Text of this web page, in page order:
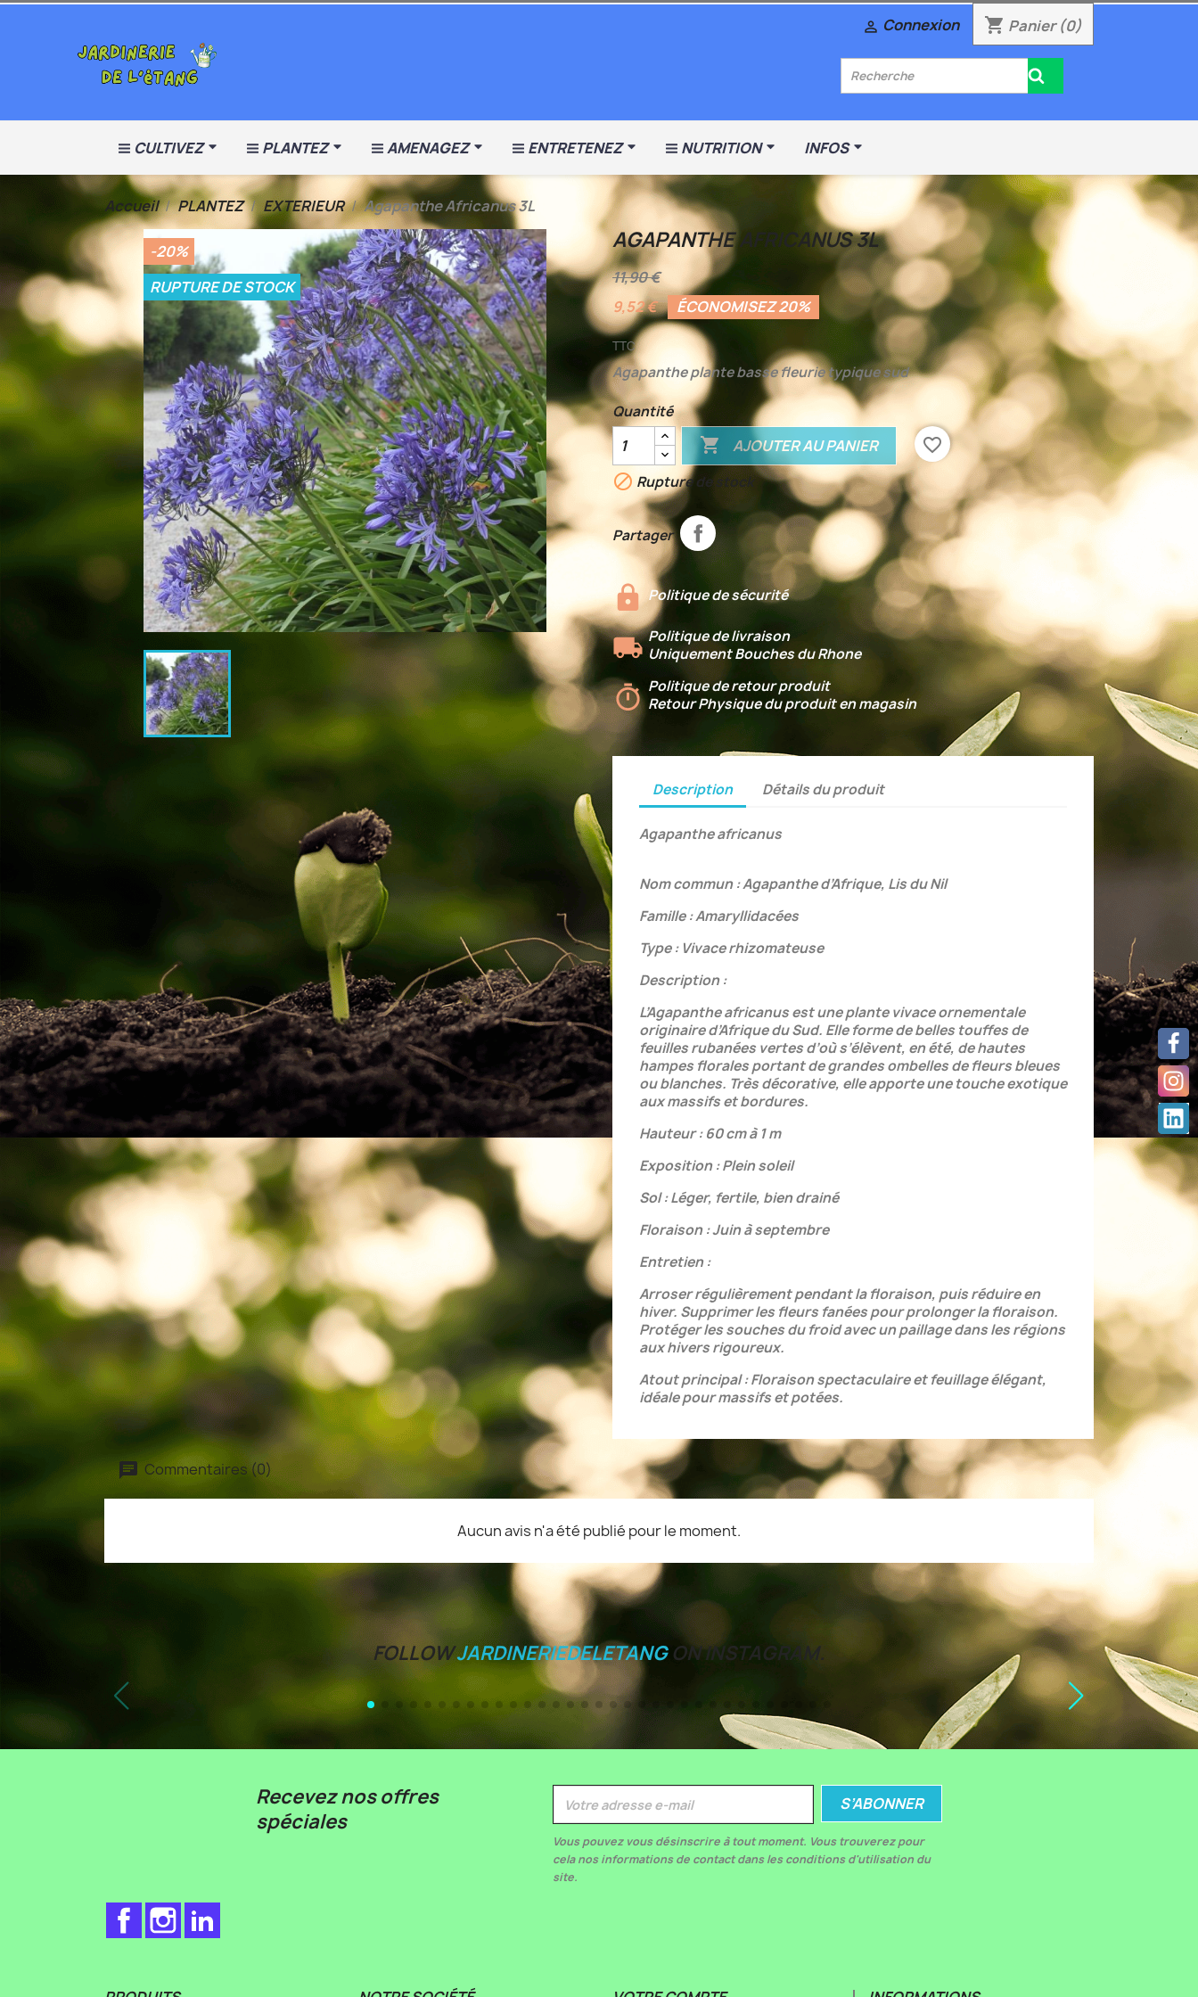
 Connexion shopping_cart Panier (0)
CULTIVEZ PLANTEZ AMENAGEZ ENTRETENEZ NUTRITION INFOS
Accueil PLANTEZ EXTERIEUR Agapanthe Africanus 3L
-20%
RUPTURE DE STOCK
AGAPANTHE AFRICANUS 3L
11,90 €
9,52 €
ÉCONOMISEZ 20%
TTC
Agapanthe plante basse fleurie typique sud
Quantité
 AJOUTER AU PANIER
favorite_border
 Rupture de stock
Partager
Politique de sécurité
Politique de livraison
Uniquement Bouches du Rhone
Politique de retour produit
Retour Physique du produit en magasin
Description Détails du produit
Agapanthe africanus
Nom commun : Agapanthe d’Afrique, Lis du Nil
Famille : Amaryllidacées
Type : Vivace rhizomateuse
Description :
L’Agapanthe africanus est une plante vivace ornementale
originaire d’Afrique du Sud. Elle forme de belles touffes de
feuilles rubanées vertes d’où s’élèvent, en été, de hautes
hampes florales portant de grandes ombelles de fleurs bleues
ou blanches. Très décorative, elle apporte une touche exotique
aux massifs et bordures.
Hauteur : 60 cm à 1 m
Exposition : Plein soleil
Sol : Léger, fertile, bien drainé
Floraison : Juin à septembre
Entretien :
Arroser régulièrement pendant la floraison, puis réduire en
hiver. Supprimer les fleurs fanées pour prolonger la floraison.
Protéger les souches du froid avec un paillage dans les régions
aux hivers rigoureux.
Atout principal : Floraison spectaculaire et feuillage élégant,
idéale pour massifs et potées.
Commentaires (0)
Aucun avis n'a été publié pour le moment.
FOLLOWJARDINERIEDELETANGON INSTAGRAM.
Recevez nos offres
spéciales
Vous pouvez vous désinscrire à tout moment. Vous trouverez pour
cela nos informations de contact dans les conditions d'utilisation du
site.
FacebookInstagram